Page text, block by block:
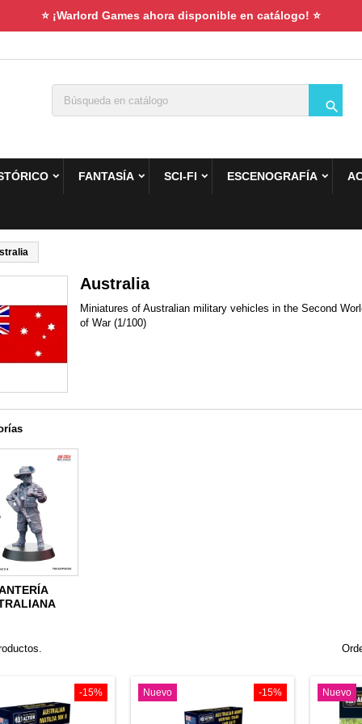
⭐ ¡Warlord Games ahora disponible en catálogo! ⭐

FANTASÍA SCI-FI ESCENOGRAFÍA
Australia
Miniatures of Australian military vehicles in the Second
of War (1/100)
-15% -15%
Nuevo Nuevo